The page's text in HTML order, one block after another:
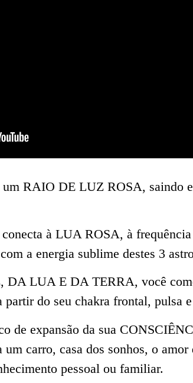
RAIO DE LUZ ROSA, saindo
à LUA ROSA, à
a energia sublime destes 3
DA LUA E DA TERRA, você
partir do seu chakra frontal, pulsa
de expansão da sua
um carro, casa dos sonhos, o
pessoal ou familiar.